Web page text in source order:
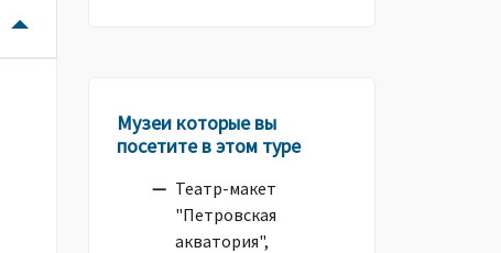
Музеи которые вы
посетите в этом туре
Театр-макет
"Петровская
акватория",